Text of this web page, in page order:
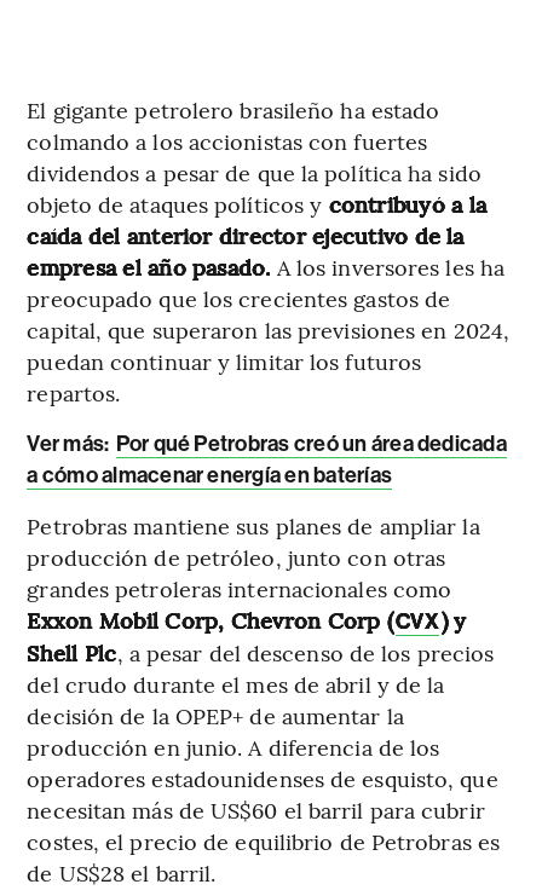
El gigante petrolero brasileño ha estado
colmando a los accionistas con fuertes
dividendos a pesar de que la política ha sido
objeto de ataques políticos y contribuyó a la
caída del anterior director ejecutivo de la
empresa el año pasado. A los inversores les ha
preocupado que los crecientes gastos de
capital, que superaron las previsiones en 2024,
puedan continuar y limitar los futuros
repartos.
Ver más: Por qué Petrobras creó un área dedicada
a cómo almacenar energía en baterías
Petrobras mantiene sus planes de ampliar la
producción de petróleo, junto con otras
grandes petroleras internacionales como
Exxon Mobil Corp, Chevron Corp (CVX) y
Shell Plc, a pesar del descenso de los precios
del crudo durante el mes de abril y de la
decisión de la OPEP+ de aumentar la
producción en junio. A diferencia de los
operadores estadounidenses de esquisto, que
necesitan más de US$60 el barril para cubrir
costes, el precio de equilibrio de Petrobras es
de US$28 el barril.